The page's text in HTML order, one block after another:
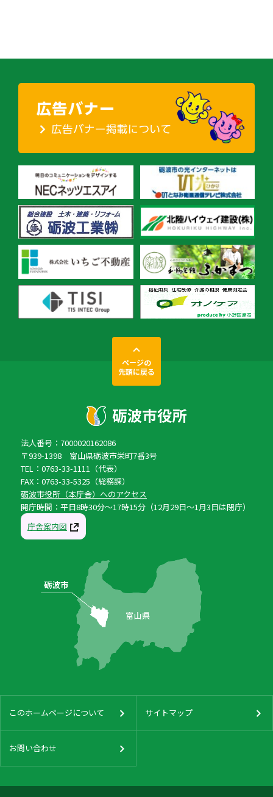
ページの
先頭に戻る
法人番号：7000020162086
〒939-1398 富山県砺波市栄町7番3号
TEL：0763-33-1111（代表）
FAX：0763-33-5325（総務課）
砺波市役所（本庁舎）へのアクセス
開庁時間：平日8時30分〜17時15分（12月29日〜1月3日は閉庁）
庁舎案内図
このホームページについて サイトマップ
お問い合わせ